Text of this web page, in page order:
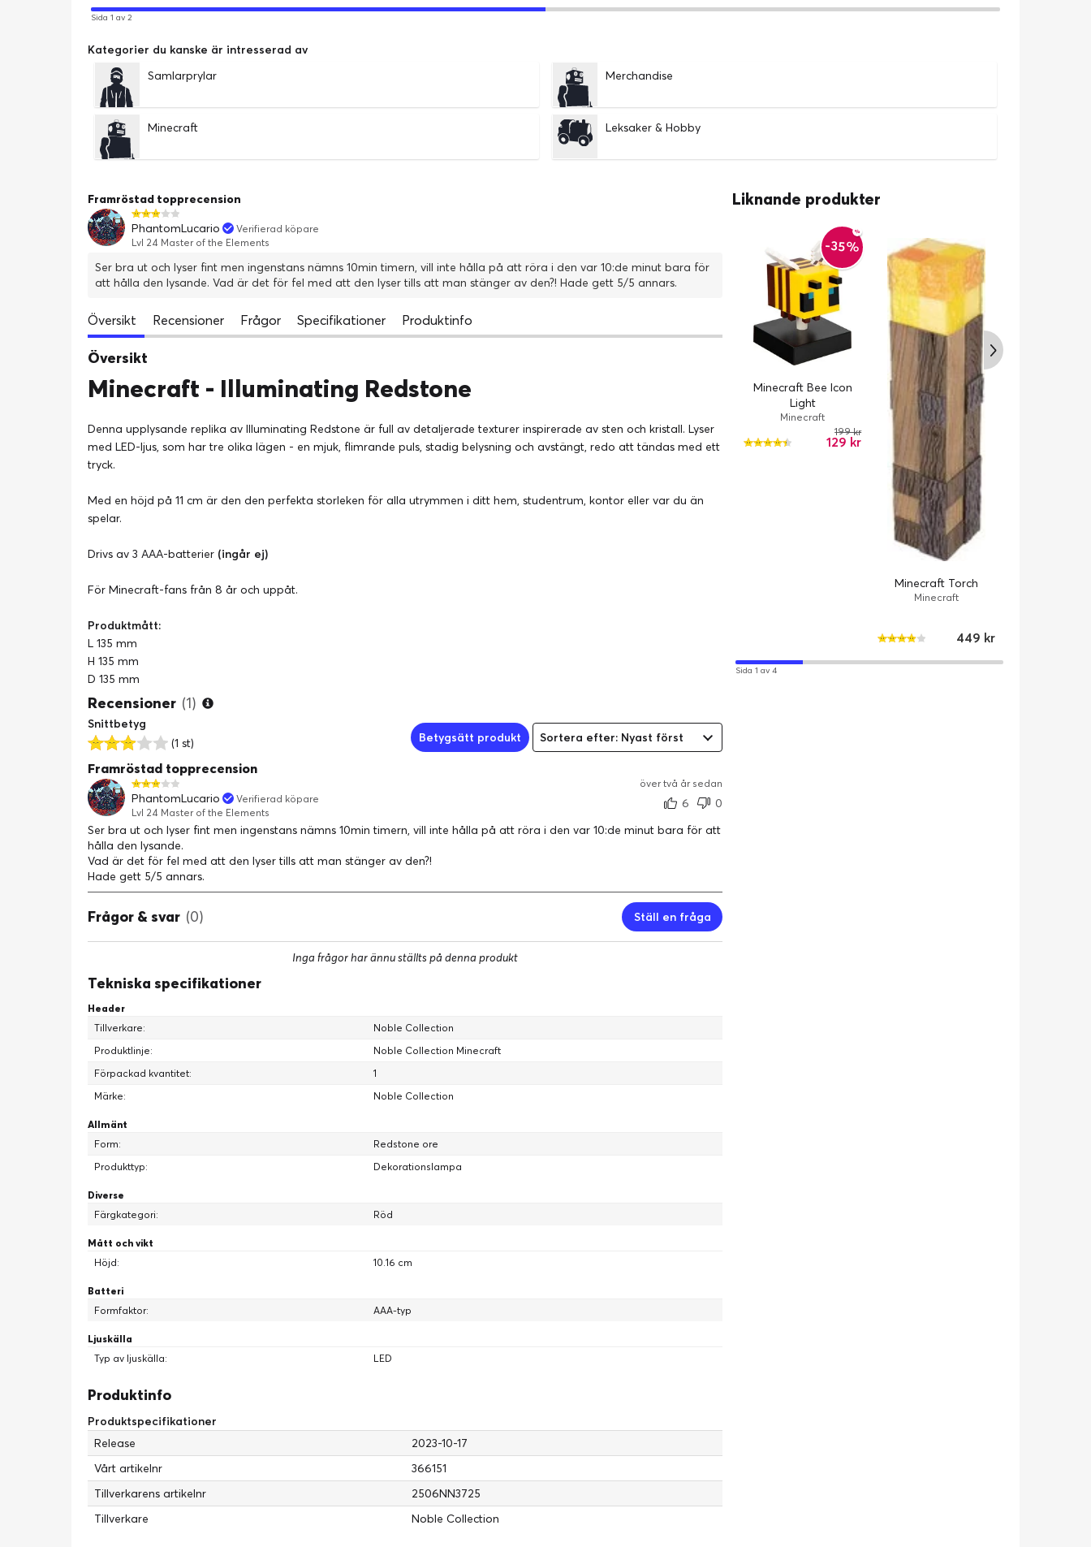
Sida 1 av 2
Kategorier du kanske är intresserad av
Samlarprylar
Merchandise
Minecraft Leksaker & Hobby
Framröstad topprecension
PhantomLucario
Verifierad köpare
Lvl 24 Master of the Elements
Ser bra ut och lyser fint men ingenstans nämns 10min timern, vill inte hålla på att röra i den var 10:de minut bara för
att hålla den lysande. Vad är det för fel med att den lyser tills att man stänger av den?! Hade gett 5/5 annars.
Översikt Recensioner Frågor Specifikationer Produktinfo
Översikt
Minecraft - Illuminating Redstone
Denna upplysande replika av Illuminating Redstone är full av detaljerade texturer inspirerade av sten och kristall. Lyser
med LED-ljus, som har tre olika lägen - en mjuk, flimrande puls, stadig belysning och avstängt, redo att tändas med ett
tryck.
Med en höjd på 11 cm är den den perfekta storleken för alla utrymmen i ditt hem, studentrum, kontor eller var du än
spelar.
Drivs av 3 AAA-batterier (ingår ej)
För Minecraft-fans från 8 år och uppåt.
Produktmått:
L 135 mm
H 135 mm
D 135 mm
Recensioner (1)
Snittbetyg
(1 st)
Betygsätt produkt Sortera efter: Nyast först
Framröstad topprecension
över två år sedan
PhantomLucario
Verifierad köpare
Lvl 24 Master of the Elements
6
0
Ser bra ut och lyser fint men ingenstans nämns 10min timern, vill inte hålla på att röra i den var 10:de minut bara för att
hålla den lysande.
Vad är det för fel med att den lyser tills att man stänger av den?!
Hade gett 5/5 annars.
Frågor & svar (0) Ställ en fråga
Inga frågor har ännu ställts på denna produkt
Tekniska specifikationer
Header
Tillverkare:
Noble Collection
Produktlinje:
Noble Collection Minecraft
Förpackad kvantitet:
1
Märke:
Noble Collection
Allmänt
Form:
Redstone ore
Produkttyp:
Dekorationslampa
Diverse
Färgkategori:
Röd
Mått och vikt
Höjd:
10.16 cm
Batteri
Formfaktor:
AAA-typ
Ljuskälla
Typ av ljuskälla:
LED
Produktinfo
Produktspecifikationer
Release
2023-10-17
Vårt artikelnr
366151
Tillverkarens artikelnr
2506NN3725
Tillverkare
Noble Collection
Liknande produkter
-35%
Minecraft Bee Icon
Light
Minecraft
129 kr
199 kr
Minecraft Torch
Minecraft
449 kr
Sida 1 av 4